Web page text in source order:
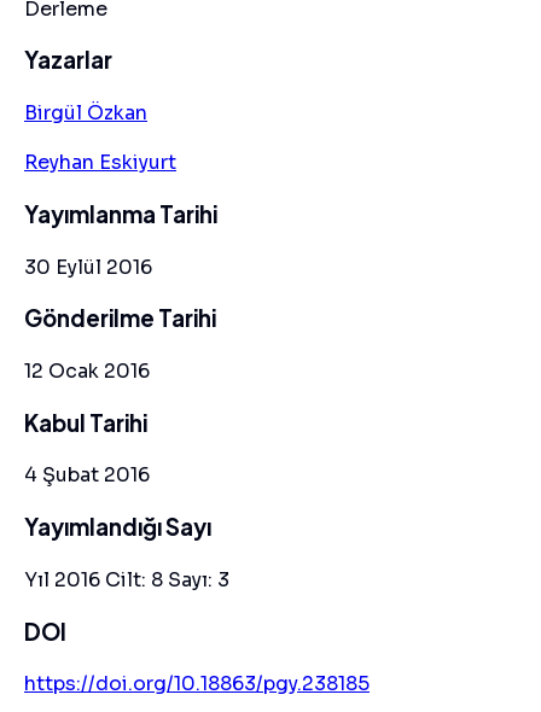
Derleme
Yazarlar
Birgül Özkan
Reyhan Eskiyurt
Yayımlanma Tarihi
30 Eylül 2016
Gönderilme Tarihi
12 Ocak 2016
Kabul Tarihi
4 Şubat 2016
Yayımlandığı Sayı
Yıl 2016 Cilt: 8 Sayı: 3
DOI
https://doi.org/10.18863/pgy.238185